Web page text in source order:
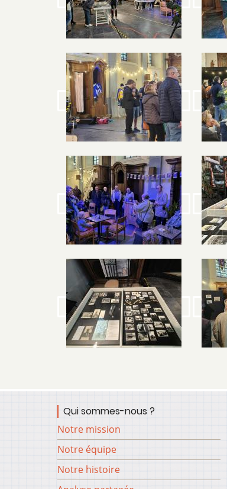
Image Image
Image Image
Image Image
Qui sommes-nous ?
Notre mission
Notre équipe
Notre histoire